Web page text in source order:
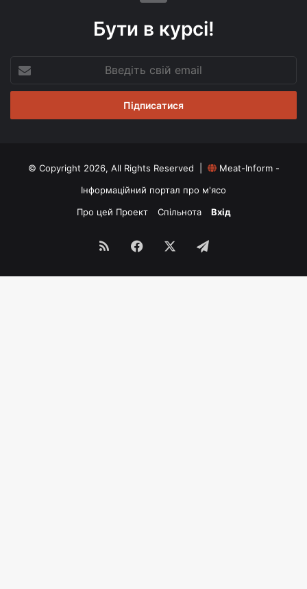
Бути в курсі!
свій
email
© Copyright 2026, All Rights Reserved |
Meat-Inform -
Інформаційний портал про м'ясо
Про цей Проект
Спільнота Вхід
RSS Facebook